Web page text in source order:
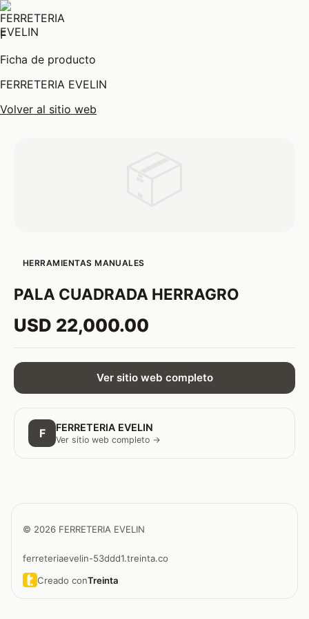
F
Ficha de producto
FERRETERIA EVELIN
Volver al sitio web
HERRAMIENTAS MANUALES
PALA CUADRADA HERRAGRO
USD 22,000.00
Ver sitio web completo
F FERRETERIA EVELIN
Ver sitio web completo →
© 2026 FERRETERIA EVELIN
ferreteriaevelin-53ddd1.treinta.co
Creado conTreinta